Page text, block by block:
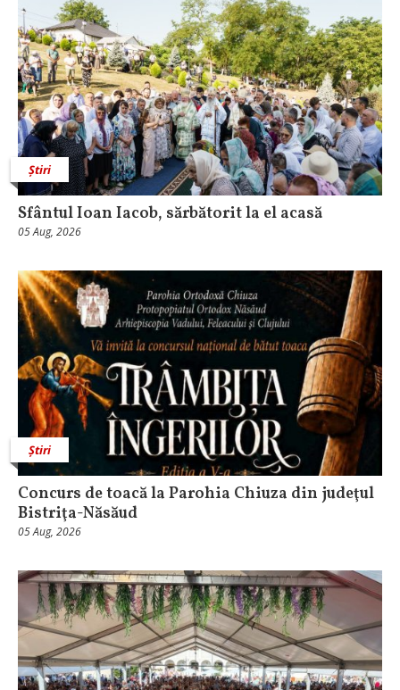
Știri
Sfântul Ioan Iacob, sărbătorit la el acasă
05 Aug, 2026
Știri
​Concurs de toacă la Parohia Chiuza din judeţul
Bistriţa-Năsăud
05 Aug, 2026